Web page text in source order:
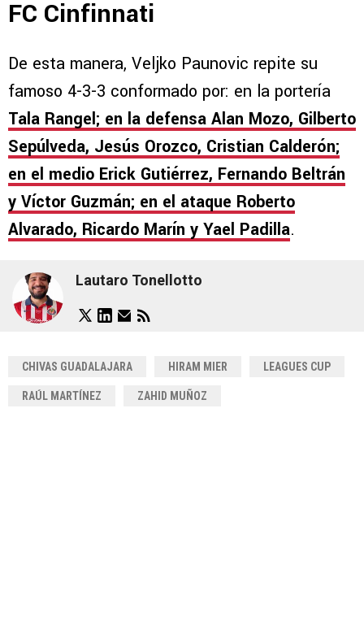
FC Cinfinnati
De esta manera, Veljko Paunovic repite su
famoso 4-3-3 conformado por: en la portería
Tala Rangel; en la defensa Alan Mozo, Gilberto
Sepúlveda, Jesús Orozco, Cristian Calderón;
en el medio Erick Gutiérrez, Fernando Beltrán
y Víctor Guzmán; en el ataque Roberto
Alvarado, Ricardo Marín y Yael Padilla.
Lautaro Tonellotto
CHIVAS GUADALAJARA HIRAM MIER LEAGUES CUP
RAÚL MARTÍNEZ ZAHID MUÑOZ